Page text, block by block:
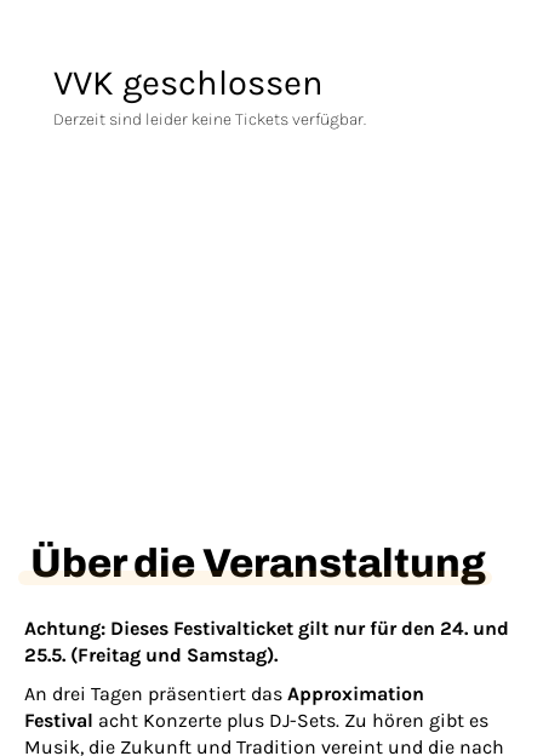
VVK geschlossen
Derzeit sind leider keine Tickets verfügbar.
Über die Veranstaltung
Achtung: Dieses Festivalticket gilt nur für den 24. und
25.5. (Freitag und Samstag).
An drei Tagen präsentiert das Approximation
Festival acht Konzerte plus DJ-Sets. Zu hören gibt es
Musik, die Zukunft und Tradition vereint und die nach